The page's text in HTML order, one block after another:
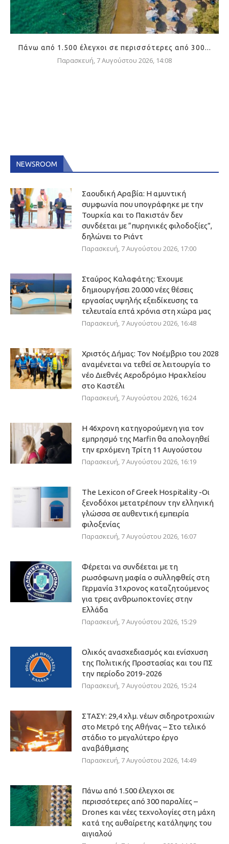
Πάνω από 1.500 έλεγχοι σε περισσότερες από 300...
Παρασκευή, 7 Αυγούστου 2026, 14:08
NEWSROOM
Σαουδική Αραβία: Η αμυντική
συμφωνία που υπογράφηκε με την
Τουρκία και το Πακιστάν δεν
συνδέεται με “πυρηνικές φιλοδοξίες”,
δηλώνει το Ριάντ
Παρασκευή, 7 Αυγούστου 2026, 17:00
Σταύρος Καλαφάτης: Έχουμε
δημιουργήσει 20.000 νέες θέσεις
εργασίας υψηλής εξειδίκευσης τα
τελευταία επτά χρόνια στη χώρα μας
Παρασκευή, 7 Αυγούστου 2026, 16:48
Χριστός Δήμας: Τον Νοέμβριο του 2028
αναμένεται να τεθεί σε λειτουργία το
νέο Διεθνές Αεροδρόμιο Ηρακλείου
στο Καστέλι
Παρασκευή, 7 Αυγούστου 2026, 16:24
Η 46χρονη κατηγορούμενη για τον
εμπρησμό της Marfin θα απολογηθεί
την ερχόμενη Τρίτη 11 Αυγούστου
Παρασκευή, 7 Αυγούστου 2026, 16:19
The Lexicon of Greek Hospitality -Οι
ξενοδόχοι μετατρέπουν την ελληνική
γλώσσα σε αυθεντική εμπειρία
φιλοξενίας
Παρασκευή, 7 Αυγούστου 2026, 16:07
Φέρεται να συνδέεται με τη
ρωσόφωνη μαφία ο συλληφθείς στη
Γερμανία 31χρονος καταζητούμενος
για τρεις ανθρωποκτονίες στην
Ελλάδα
Παρασκευή, 7 Αυγούστου 2026, 15:29
Ολικός ανασχεδιασμός και ενίσχυση
της Πολιτικής Προστασίας και του ΠΣ
την περίοδο 2019-2026
Παρασκευή, 7 Αυγούστου 2026, 15:24
ΣΤΑΣΥ: 29,4 χλμ. νέων σιδηροτροχιών
στο Μετρό της Αθήνας – Στο τελικό
στάδιο το μεγαλύτερο έργο
αναβάθμισης
Παρασκευή, 7 Αυγούστου 2026, 14:49
Πάνω από 1.500 έλεγχοι σε
περισσότερες από 300 παραλίες –
Drones και νέες τεχνολογίες στη μάχη
κατά της αυθαίρετης κατάληψης του
αιγιαλού